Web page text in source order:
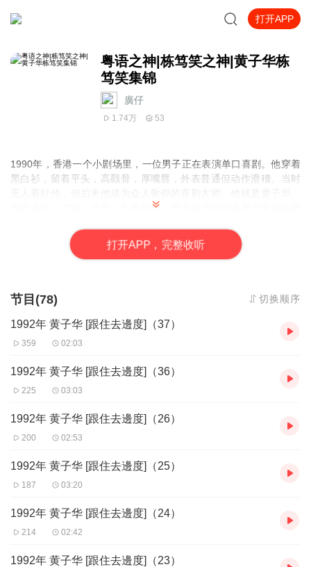
打开APP
粤语之神|栋笃笑之神|黄子华栋
笃笑集锦
廣仔
1.74万 53
1990年，香港一个小剧场里，一位男子正在表演单口喜剧。他穿着
黑白衫，留着平头，高颧骨，厚嘴唇，外表普通但动作滑稽。当时
您的关注、订阅、点赞、五星好评，是主播坚持传承粤语文化的最
打开APP，完整收听
节目(78) 切换顺序
1992年 黄子华 [跟住去邊度]（37）
359 02:03
1992年 黄子华 [跟住去邊度]（36）
225 03:03
1992年 黄子华 [跟住去邊度]（26）
200 02:53
1992年 黄子华 [跟住去邊度]（25）
187 03:20
1992年 黄子华 [跟住去邊度]（24）
214 02:42
1992年 黄子华 [跟住去邊度]（23）